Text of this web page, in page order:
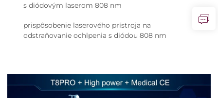
s diódovým laserom 808 nm
prispôsobenie laserového prístroja na
odstraňovanie ochlpenia s diódou 808 nm